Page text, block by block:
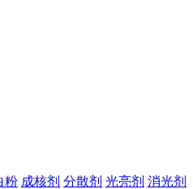
粉 成核剂 分散剂 光亮剂 消光剂